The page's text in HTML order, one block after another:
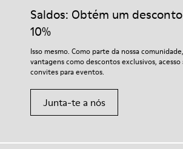
EVA
Lining
produtos de cuidados do calçado corretos,
garantir que duram mais tempo.
Para instruções detalhadas sobre como
visita o nossoGuia de Cuidados para
Saldos: Obtém um
10%
Isso mesmo. Como parte da nossa
vantagens como descontos exclusivos,
convites para eventos.
Junta-te a nós